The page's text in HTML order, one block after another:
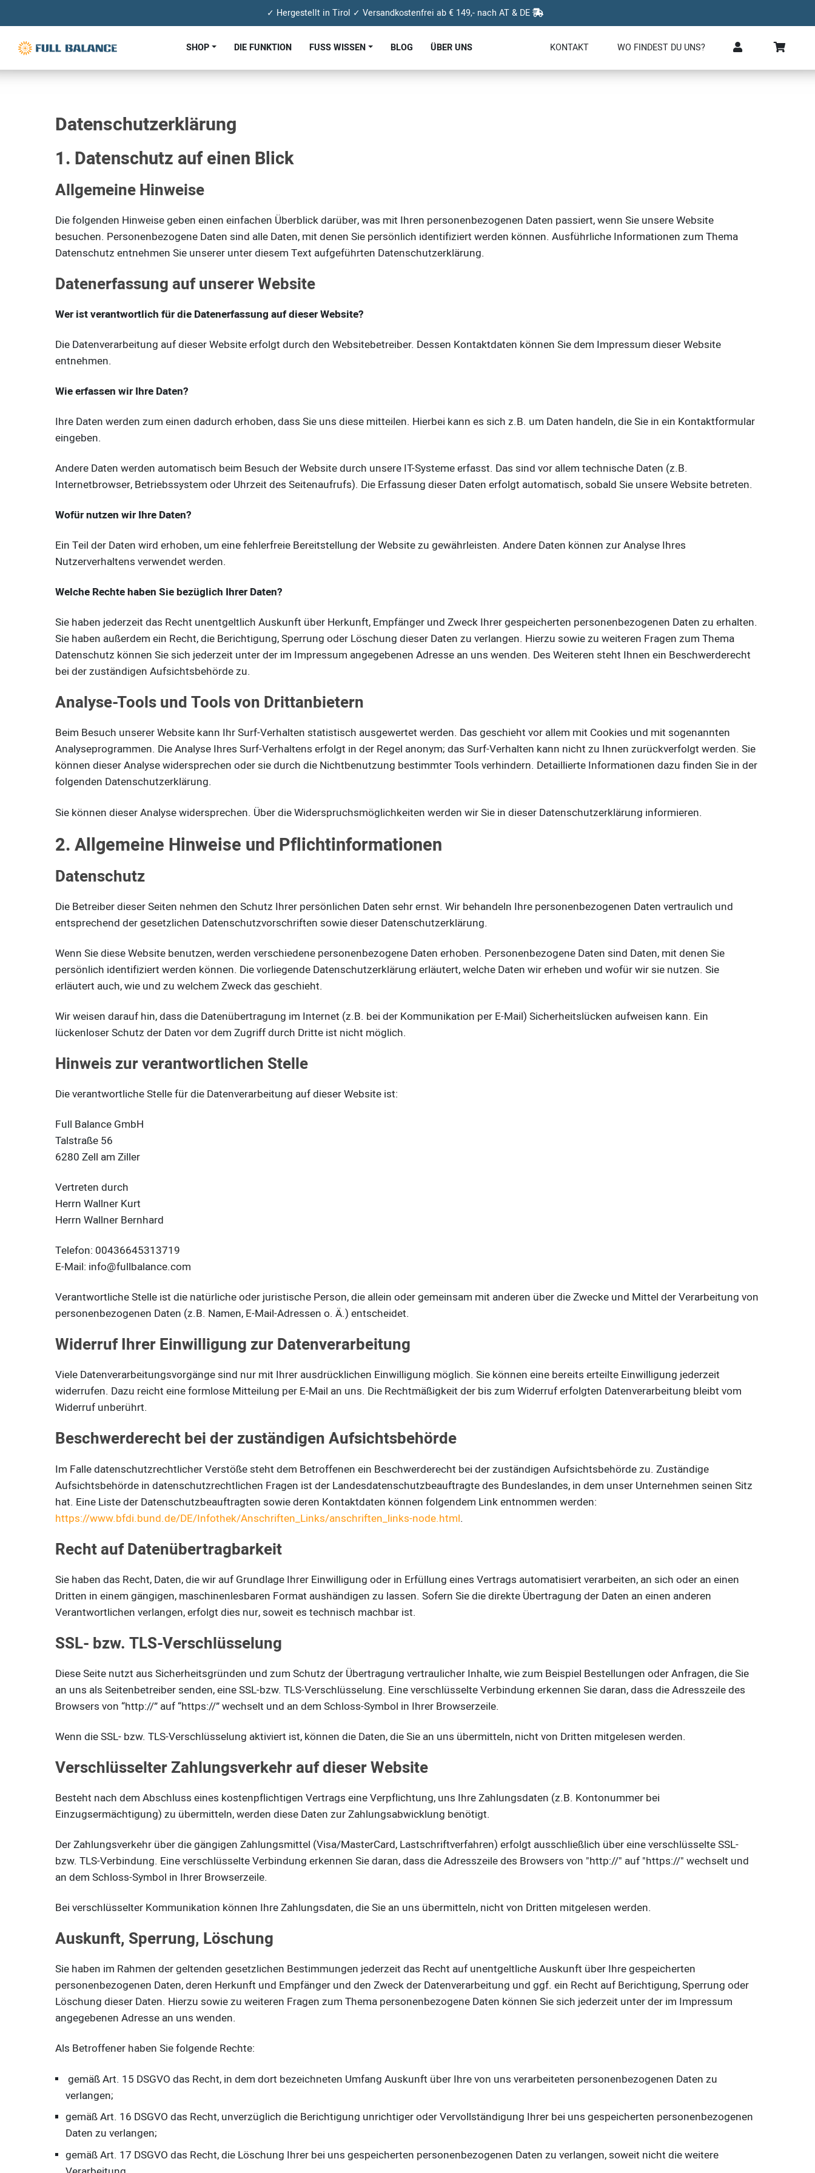
✓ Hergestellt in Tirol ✓ Versandkostenfrei ab € 149,- nach AT & DE
SHOP DIE FUNKTION FUSS WISSEN BLOG ÜBER UNS KONTAKT WO FINDEST DU UNS?
Datenschutzerklärung
1. Datenschutz auf einen Blick
Allgemeine Hinweise
Die folgenden Hinweise geben einen einfachen Überblick darüber, was mit Ihren personenbezogenen Daten passiert, wenn Sie unsere Website
besuchen. Personenbezogene Daten sind alle Daten, mit denen Sie persönlich identifiziert werden können. Ausführliche Informationen zum Thema
Datenschutz entnehmen Sie unserer unter diesem Text aufgeführten Datenschutzerklärung.
Datenerfassung auf unserer Website
Wer ist verantwortlich für die Datenerfassung auf dieser Website?
Die Datenverarbeitung auf dieser Website erfolgt durch den Websitebetreiber. Dessen Kontaktdaten können Sie dem Impressum dieser Website
entnehmen.
Wie erfassen wir Ihre Daten?
Ihre Daten werden zum einen dadurch erhoben, dass Sie uns diese mitteilen. Hierbei kann es sich z.B. um Daten handeln, die Sie in ein Kontaktformular
eingeben.
Andere Daten werden automatisch beim Besuch der Website durch unsere IT-Systeme erfasst. Das sind vor allem technische Daten (z.B.
Internetbrowser, Betriebssystem oder Uhrzeit des Seitenaufrufs). Die Erfassung dieser Daten erfolgt automatisch, sobald Sie unsere Website betreten.
Wofür nutzen wir Ihre Daten?
Ein Teil der Daten wird erhoben, um eine fehlerfreie Bereitstellung der Website zu gewährleisten. Andere Daten können zur Analyse Ihres
Nutzerverhaltens verwendet werden.
Welche Rechte haben Sie bezüglich Ihrer Daten?
Sie haben jederzeit das Recht unentgeltlich Auskunft über Herkunft, Empfänger und Zweck Ihrer gespeicherten personenbezogenen Daten zu erhalten.
Sie haben außerdem ein Recht, die Berichtigung, Sperrung oder Löschung dieser Daten zu verlangen. Hierzu sowie zu weiteren Fragen zum Thema
Datenschutz können Sie sich jederzeit unter der im Impressum angegebenen Adresse an uns wenden. Des Weiteren steht Ihnen ein Beschwerderecht
bei der zuständigen Aufsichtsbehörde zu.
Analyse-Tools und Tools von Drittanbietern
Beim Besuch unserer Website kann Ihr Surf-Verhalten statistisch ausgewertet werden. Das geschieht vor allem mit Cookies und mit sogenannten
Analyseprogrammen. Die Analyse Ihres Surf-Verhaltens erfolgt in der Regel anonym; das Surf-Verhalten kann nicht zu Ihnen zurückverfolgt werden. Sie
können dieser Analyse widersprechen oder sie durch die Nichtbenutzung bestimmter Tools verhindern. Detaillierte Informationen dazu finden Sie in der
folgenden Datenschutzerklärung.
Sie können dieser Analyse widersprechen. Über die Widerspruchsmöglichkeiten werden wir Sie in dieser Datenschutzerklärung informieren.
2. Allgemeine Hinweise und Pflichtinformationen
Datenschutz
Die Betreiber dieser Seiten nehmen den Schutz Ihrer persönlichen Daten sehr ernst. Wir behandeln Ihre personenbezogenen Daten vertraulich und
entsprechend der gesetzlichen Datenschutzvorschriften sowie dieser Datenschutzerklärung.
Wenn Sie diese Website benutzen, werden verschiedene personenbezogene Daten erhoben. Personenbezogene Daten sind Daten, mit denen Sie
persönlich identifiziert werden können. Die vorliegende Datenschutzerklärung erläutert, welche Daten wir erheben und wofür wir sie nutzen. Sie
erläutert auch, wie und zu welchem Zweck das geschieht.
Wir weisen darauf hin, dass die Datenübertragung im Internet (z.B. bei der Kommunikation per E-Mail) Sicherheitslücken aufweisen kann. Ein
lückenloser Schutz der Daten vor dem Zugriff durch Dritte ist nicht möglich.
Hinweis zur verantwortlichen Stelle
Die verantwortliche Stelle für die Datenverarbeitung auf dieser Website ist:
Full Balance GmbH
Talstraße 56
6280 Zell am Ziller
Vertreten durch
Herrn Wallner Kurt
Herrn Wallner Bernhard
Telefon: 00436645313719
E-Mail: info@fullbalance.com
Verantwortliche Stelle ist die natürliche oder juristische Person, die allein oder gemeinsam mit anderen über die Zwecke und Mittel der Verarbeitung von
personenbezogenen Daten (z.B. Namen, E-Mail-Adressen o. Ä.) entscheidet.
Widerruf Ihrer Einwilligung zur Datenverarbeitung
Viele Datenverarbeitungsvorgänge sind nur mit Ihrer ausdrücklichen Einwilligung möglich. Sie können eine bereits erteilte Einwilligung jederzeit
widerrufen. Dazu reicht eine formlose Mitteilung per E-Mail an uns. Die Rechtmäßigkeit der bis zum Widerruf erfolgten Datenverarbeitung bleibt vom
Widerruf unberührt.
Beschwerderecht bei der zuständigen Aufsichtsbehörde
Im Falle datenschutzrechtlicher Verstöße steht dem Betroffenen ein Beschwerderecht bei der zuständigen Aufsichtsbehörde zu. Zuständige
Aufsichtsbehörde in datenschutzrechtlichen Fragen ist der Landesdatenschutzbeauftragte des Bundeslandes, in dem unser Unternehmen seinen Sitz
hat. Eine Liste der Datenschutzbeauftragten sowie deren Kontaktdaten können folgendem Link entnommen werden:
https://www.bfdi.bund.de/DE/Infothek/Anschriften_Links/anschriften_links-node.html.
Recht auf Datenübertragbarkeit
Sie haben das Recht, Daten, die wir auf Grundlage Ihrer Einwilligung oder in Erfüllung eines Vertrags automatisiert verarbeiten, an sich oder an einen
Dritten in einem gängigen, maschinenlesbaren Format aushändigen zu lassen. Sofern Sie die direkte Übertragung der Daten an einen anderen
Verantwortlichen verlangen, erfolgt dies nur, soweit es technisch machbar ist.
SSL- bzw. TLS-Verschlüsselung
Diese Seite nutzt aus Sicherheitsgründen und zum Schutz der Übertragung vertraulicher Inhalte, wie zum Beispiel Bestellungen oder Anfragen, die Sie
an uns als Seitenbetreiber senden, eine SSL-bzw. TLS-Verschlüsselung. Eine verschlüsselte Verbindung erkennen Sie daran, dass die Adresszeile des
Browsers von “http://” auf “https://” wechselt und an dem Schloss-Symbol in Ihrer Browserzeile.
Wenn die SSL- bzw. TLS-Verschlüsselung aktiviert ist, können die Daten, die Sie an uns übermitteln, nicht von Dritten mitgelesen werden.
Verschlüsselter Zahlungsverkehr auf dieser Website
Besteht nach dem Abschluss eines kostenpflichtigen Vertrags eine Verpflichtung, uns Ihre Zahlungsdaten (z.B. Kontonummer bei
Einzugsermächtigung) zu übermitteln, werden diese Daten zur Zahlungsabwicklung benötigt.
Der Zahlungsverkehr über die gängigen Zahlungsmittel (Visa/MasterCard, Lastschriftverfahren) erfolgt ausschließlich über eine verschlüsselte SSL-
bzw. TLS-Verbindung. Eine verschlüsselte Verbindung erkennen Sie daran, dass die Adresszeile des Browsers von "http://" auf "https://" wechselt und
an dem Schloss-Symbol in Ihrer Browserzeile.
Bei verschlüsselter Kommunikation können Ihre Zahlungsdaten, die Sie an uns übermitteln, nicht von Dritten mitgelesen werden.
Auskunft, Sperrung, Löschung
Sie haben im Rahmen der geltenden gesetzlichen Bestimmungen jederzeit das Recht auf unentgeltliche Auskunft über Ihre gespeicherten
personenbezogenen Daten, deren Herkunft und Empfänger und den Zweck der Datenverarbeitung und ggf. ein Recht auf Berichtigung, Sperrung oder
Löschung dieser Daten. Hierzu sowie zu weiteren Fragen zum Thema personenbezogene Daten können Sie sich jederzeit unter der im Impressum
angegebenen Adresse an uns wenden.
Als Betroffener haben Sie folgende Rechte:
gemäß Art. 15 DSGVO das Recht, in dem dort bezeichneten Umfang Auskunft über Ihre von uns verarbeiteten personenbezogenen Daten zu
verlangen;
gemäß Art. 16 DSGVO das Recht, unverzüglich die Berichtigung unrichtiger oder Vervollständigung Ihrer bei uns gespeicherten personenbezogenen
Daten zu verlangen;
gemäß Art. 17 DSGVO das Recht, die Löschung Ihrer bei uns gespeicherten personenbezogenen Daten zu verlangen, soweit nicht die weitere